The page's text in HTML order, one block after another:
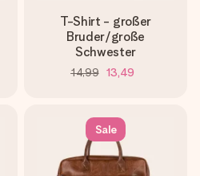
T-Shirt - großer
Bruder/große
Schwester
14,99 13,49
Sale